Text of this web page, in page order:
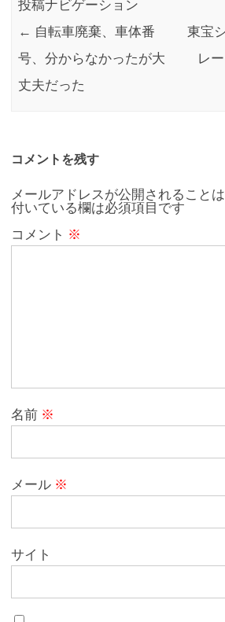
投稿ナビゲーション
← 自転車廃棄、車体番
号、分からなかったが大
丈夫だった
東宝
レ
コメントを残す
メールアドレスが公開されることは
付いている欄は必須項目です
コメント ※
名前 ※
メール ※
サイト